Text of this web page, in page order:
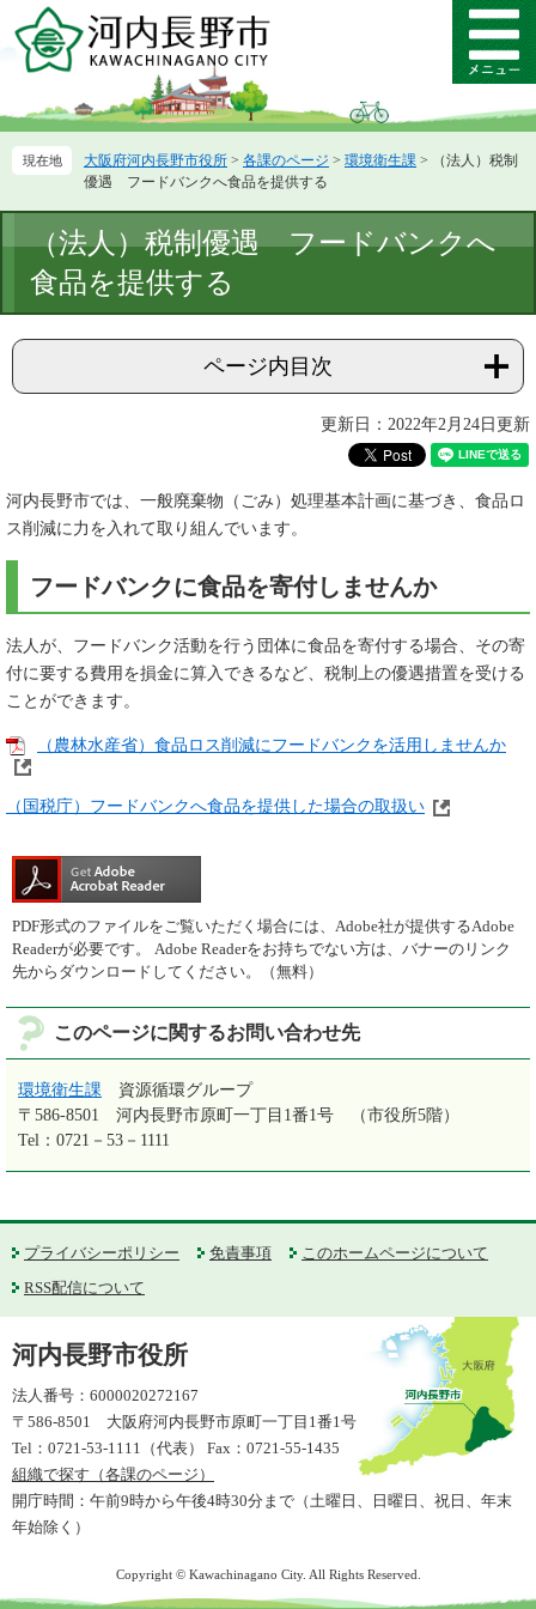
ー
先
ニ
を
て
メ
ニ
ー
大阪府河内長野市役所 > 各課のページ > 環境衛生課 >
（法人）税制
優遇 フードバンクへ食品を提供する
文
（法人）税制優遇 フードバンクへ
食品を提供する
ページ内目次
更新日：2022年2月24日更新
河内長野市では、一般廃棄物（ごみ）処理基本計画に基づき、食品ロ
ス削減に力を入れて取り組んでいます。
フードバンクに食品を寄付しませんか
法人が、フードバンク活動を行う団体に食品を寄付する場合、その寄
付に要する費用を損金に算入できるなど、税制上の優遇措置を受ける
ことができます。
（農林水産省）食品ロス削減にフードバンクを活用しませんか
（国税庁）フードバンクへ食品を提供した場合の取扱い
PDF形式のファイルをご覧いただく場合には、Adobe社が提供するAdobe
Readerが必要です。
Adobe Readerをお持ちでない方は、バナーのリンク
先からダウンロードしてください。（無料）
このページに関するお問い合わせ先
環境衛生課
資源循環グループ
〒586-8501
河内長野市原町一丁目1番1号 （市役所5階）
Tel：0721－53－1111
プライバシーポリシー 免責事項
このホームページについて
RSS配信について
河内長野市役所
法人番号：6000020272167
〒586-8501 大阪府河内長野市原町一丁目1番1号
Tel：0721-53-1111（代表） Fax：0721-55-1435
組織で探す（各課のページ）
開庁時間：午前9時から午後4時30分まで（土曜日、日曜日、祝日、年末
年始除く）
Copyright © Kawachinagano City. All Rights Reserved.